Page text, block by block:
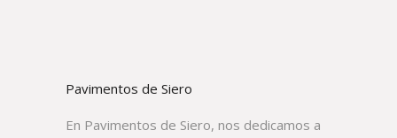
Pavimentos de Siero
En Pavimentos de Siero, nos dedicamos a